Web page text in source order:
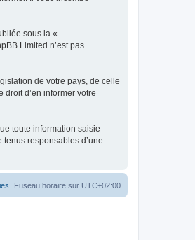
sous la «
Limited n’est pas
de votre pays, de celle
d’en informer votre
toute information saisie
responsables d’une
Fuseau horaire sur UTC+02:00